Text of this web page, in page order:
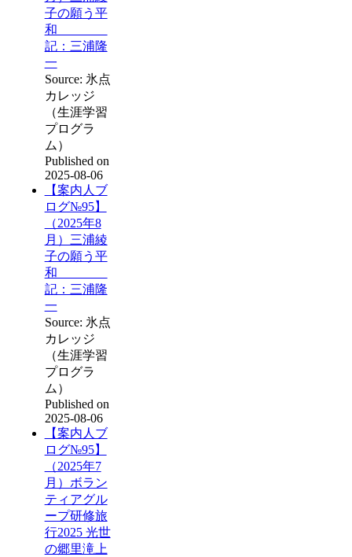
子の願う平
和
記：三浦隆
一
Source: 氷点
カレッジ
（生涯学習
プログラ
ム）
Published on
2025-08-06
【案内人ブ
ログ№95】
（2025年8
月）三浦綾
子の願う平
和
記：三浦隆
一
Source: 氷点
カレッジ
（生涯学習
プログラ
ム）
Published on
2025-08-06
【案内人ブ
ログ№95】
（2025年7
月）ボラン
ティアグル
ープ研修旅
行2025 光世
の郷里滝上